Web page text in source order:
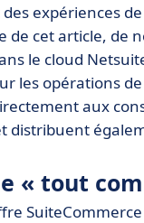
des expériences
cet article, de
le cloud
les opérations
aux
distribuent
« tout